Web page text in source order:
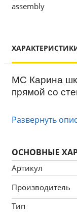
МС Карина
прямой со
комплект ЗР-
отдельно.
Габариты:
Развернуть
ОСНОВНЫЕ
Артикул
Производитель
Тип